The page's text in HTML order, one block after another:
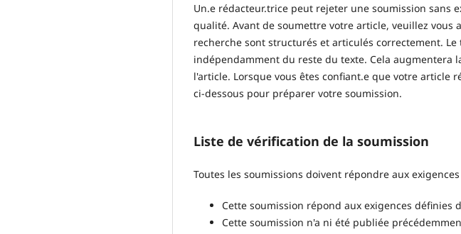
Un.e rédacteur.trice peut rejeter une soumission sans
qualité. Avant de soumettre votre article, veuillez
recherche sont structurés et articulés correctement.
indépendamment du reste du texte. Cela augmentera
l'article. Lorsque vous êtes confiant.e que votre article
ci-dessous pour préparer votre soumission.
Liste de vérification de la soumission
Toutes les soumissions doivent répondre aux
Cette soumission répond aux exigences définies
Cette soumission n'a ni été publiée